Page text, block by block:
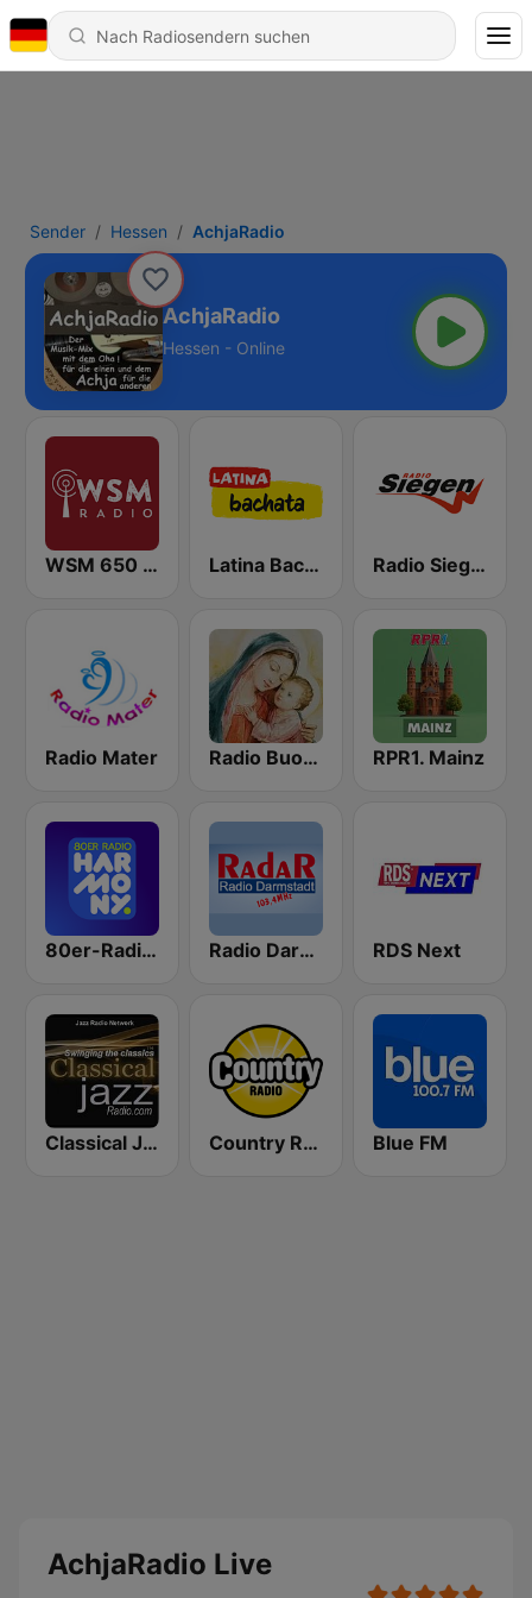
Sender Hessen AchjaRadio
AchjaRadio
Hessen - Online
WSM 650 AM Latina Bachata Radio Siegen
Radio Mater Radio Buon Consiglio RPR1. Mainz
80er-Radio harmony Radio Darmstadt FM RDS Next
Classical Jazz Radio Country Radio Blue FM
AchjaRadio Live